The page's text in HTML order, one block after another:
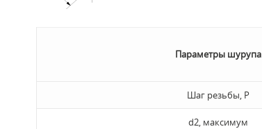
Параметры шурупа
Шаг резьбы, P
d2, максимум